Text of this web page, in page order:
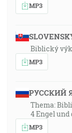
MP3
Biblický
MP3
РУССКИЙ
Thema:
4 Engel und
MP3